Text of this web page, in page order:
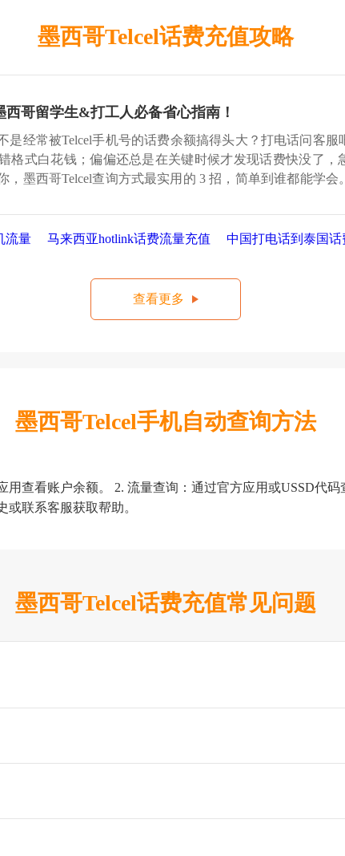
墨西哥Telcel话费充值攻略
西哥留学生&打工人必备省心指南！
是经常被Telcel手机号的话费余额搞得头大？打电话问客服
格式白花钱；偏偏还总是在关键时候才发现话费快没了，
，墨西哥Telcel查询方式最实用的 3 招，简单到谁都能学会
流量 马来西亚hotlink话费流量充值 中国打电话到泰国话
查看更多
墨西哥Telcel手机自动查询方法
查看账户余额。 2. 流量查询：通过官方应用或USSD代
联系客服获取帮助。
墨西哥Telcel话费充值常见问题